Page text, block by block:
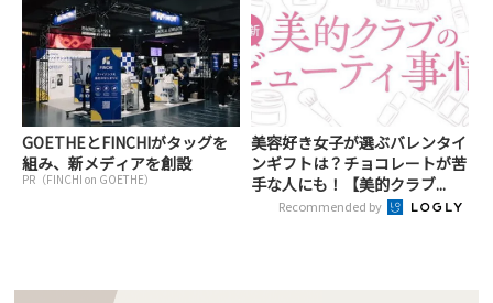
GOETHEとFINCHIがタッグを
組み、新メディアを創設
PR（FINCHI on GOETHE）
美容好き女子が選ぶバレンタイ
ンギフトは？チョコレートが苦
手な人にも！【美的クラブ...
Recommended by